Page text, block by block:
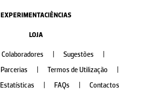
EXPERIMENTACIÊNCIAS
LOJA
Colaboradores Sugestões
Parcerias Termos de Utilização
Estatísticas FAQs Contactos